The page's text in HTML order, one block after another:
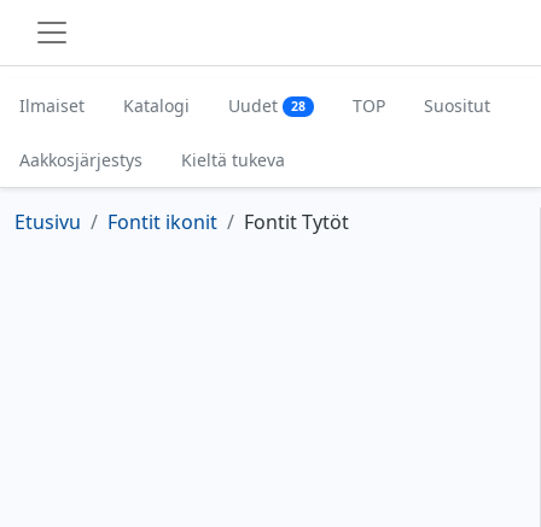
Ilmaiset Katalogi Uudet 28 TOP Suositut
Aakkosjärjestys Kieltä tukeva
Etusivu Fontit ikonit Fontit Tytöt